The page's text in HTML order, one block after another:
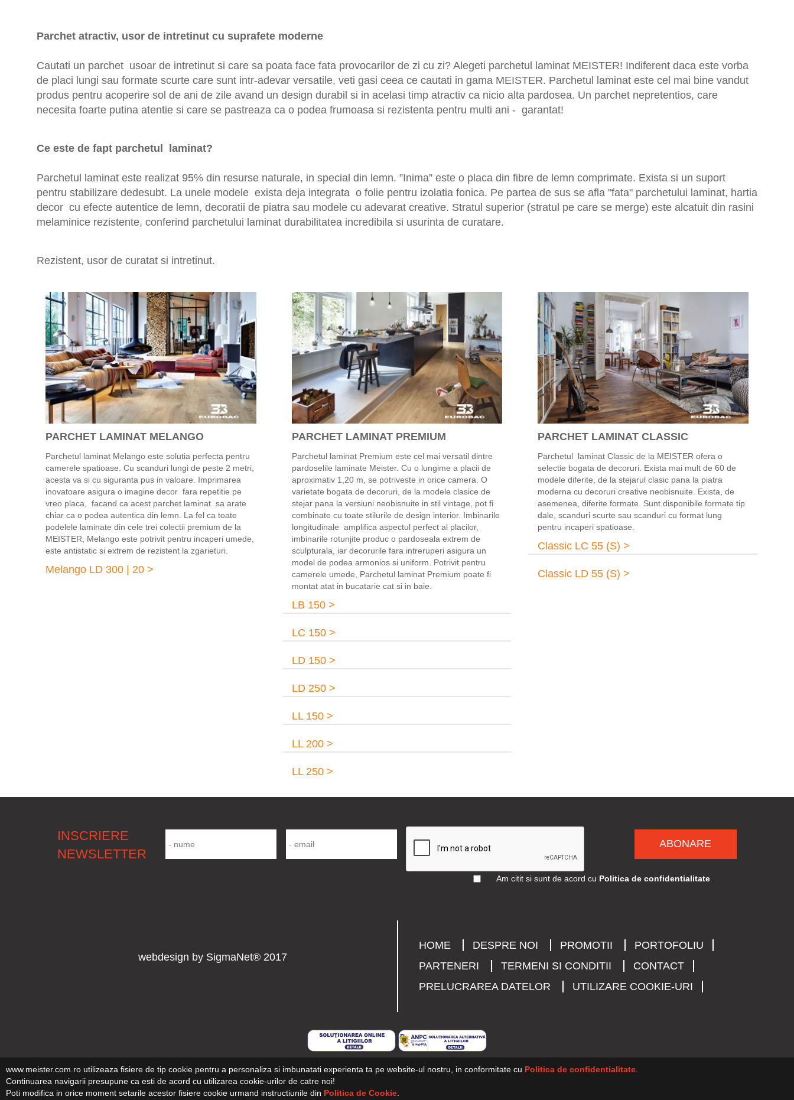
Parchet atractiv, usor de intretinut cu suprafete moderne
Cautati un parchet usoar de intretinut si care sa poata face fata provocarilor de zi cu zi? Alegeti parchetul laminat MEISTER! Indiferent daca este vorba
de placi lungi sau formate scurte care sunt intr-adevar versatile, veti gasi ceea ce cautati in gama MEISTER. Parchetul laminat este cel mai bine vandut
produs pentru acoperire sol de ani de zile avand un design durabil si in acelasi timp atractiv ca nicio alta pardosea. Un parchet nepretentios, care
necesita foarte putina atentie si care se pastreaza ca o podea frumoasa si rezistenta pentru multi ani - garantat!
Ce este de fapt parchetul laminat?
Parchetul laminat este realizat 95% din resurse naturale, in special din lemn. ”Inima” este o placa din fibre de lemn comprimate. Exista si un suport
pentru stabilizare dedesubt. La unele modele exista deja integrata o folie pentru izolatia fonica. Pe partea de sus se afla "fata" parchetului laminat, hartia
decor cu efecte autentice de lemn, decoratii de piatra sau modele cu adevarat creative. Stratul superior (stratul pe care se merge) este alcatuit din rasini
melaminice rezistente, conferind parchetului laminat durabilitatea incredibila si usurinta de curatare.
Rezistent, usor de curatat si intretinut.
PARCHET LAMINAT MELANGO
Parchetul laminat Melango este solutia perfecta pentru
camerele spatioase. Cu scanduri lungi de peste 2 metri,
acesta va si cu siguranta pus in valoare. Imprimarea
inovatoare asigura o imagine decor fara repetitie pe
vreo placa, facand ca acest parchet laminat sa arate
chiar ca o podea autentica din lemn. La fel ca toate
podelele laminate din cele trei colectii premium de la
MEISTER, Melango este potrivit pentru incaperi umede,
este antistatic si extrem de rezistent la zgarieturi.
Melango LD 300 | 20 >
PARCHET LAMINAT PREMIUM
Parchetul laminat Premium este cel mai versatil dintre
pardoselile laminate Meister. Cu o lungime a placii de
aproximativ 1,20 m, se potriveste in orice camera. O
varietate bogata de decoruri, de la modele clasice de
stejar pana la versiuni neobisnuite in stil vintage, pot fi
combinate cu toate stilurile de design interior. Imbinarile
longitudinale amplifica aspectul perfect al placilor,
imbinarile rotunjite produc o pardoseala extrem de
sculpturala, iar decorurile fara intreruperi asigura un
model de podea armonios si uniform. Potrivit pentru
camerele umede, Parchetul laminat Premium poate fi
montat atat in bucatarie cat si in baie.
LB 150 >
LC 150 >
LD 150 >
LD 250 >
LL 150 >
LL 200 >
LL 250 >
PARCHET LAMINAT CLASSIC
Parchetul laminat Classic de la MEISTER ofera o
selectie bogata de decoruri. Exista mai mult de 60 de
modele diferite, de la stejarul clasic pana la piatra
moderna cu decoruri creative neobisnuite. Exista, de
asemenea, diferite formate. Sunt disponibile formate tip
dale, scanduri scurte sau scanduri cu format lung
pentru incaperi spatioase.
Classic LC 55 (S) >
Classic LD 55 (S) >
INSCRIERE
NEWSLETTER
ABONARE
Am citit si sunt de acord cu Politica de confidentialitate
webdesign by SigmaNet®2017
HOME DESPRE NOI PROMOTII
PORTOFOLIU
PARTENERI
TERMENI SI CONDITII
CONTACT
PRELUCRAREA DATELOR
UTILIZARE COOKIE-URI
www.meister.com.ro utilizeaza fisiere de tip cookie pentru a personaliza si imbunatati experienta ta pe website-ul nostru, in conformitate cu Politica de confidentialitate
Continuarea navigarii presupune ca esti de acord cu utilizarea cookie-urilor de catre noi!
Poti modifica in orice moment setarile acestor fisiere cookie urmand instructiunile din Politica de Cookie